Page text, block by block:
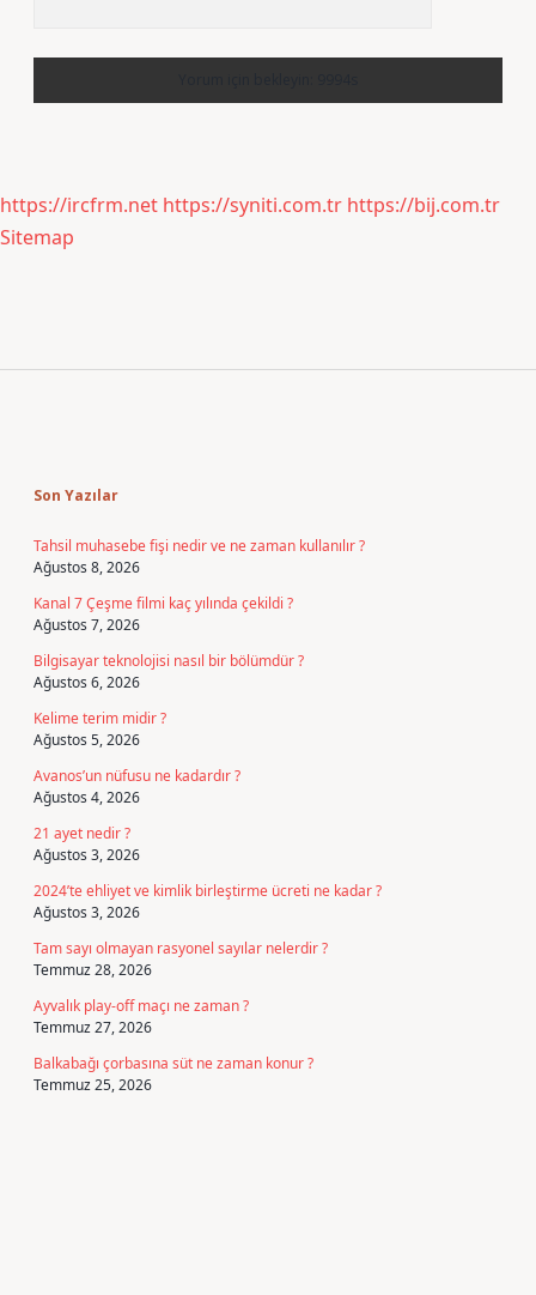
https://ircfrm.net https://syniti.com.tr https://bij.com.tr
Sitemap
Son Yazılar
Tahsil muhasebe fişi nedir ve ne zaman kullanılır ?
Ağustos 8, 2026
Kanal 7 Çeşme filmi kaç yılında çekildi ?
Ağustos 7, 2026
Bilgisayar teknolojisi nasıl bir bölümdür ?
Ağustos 6, 2026
Kelime terim midir ?
Ağustos 5, 2026
Avanos’un nüfusu ne kadardır ?
Ağustos 4, 2026
21 ayet nedir ?
Ağustos 3, 2026
2024’te ehliyet ve kimlik birleştirme ücreti ne kadar ?
Ağustos 3, 2026
Tam sayı olmayan rasyonel sayılar nelerdir ?
Temmuz 28, 2026
Ayvalık play-off maçı ne zaman ?
Temmuz 27, 2026
Balkabağı çorbasına süt ne zaman konur ?
Temmuz 25, 2026